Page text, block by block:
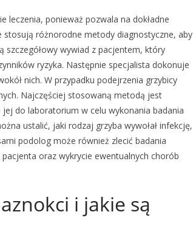
leczenia, ponieważ pozwala na dokładne
różnorodne metody diagnostyczne, aby
szczegółowy wywiad z pacjentem, który
ryzyka. Następnie specjalista dokonuje
nich. W przypadku podejrzenia grzybicy
Najczęściej stosowaną metodą jest
do laboratorium w celu wykonania badania
ustalić, jaki rodzaj grzyba wywołał infekcję,
podolog może również zlecić badania
oraz wykrycie ewentualnych chorób
i jakie są